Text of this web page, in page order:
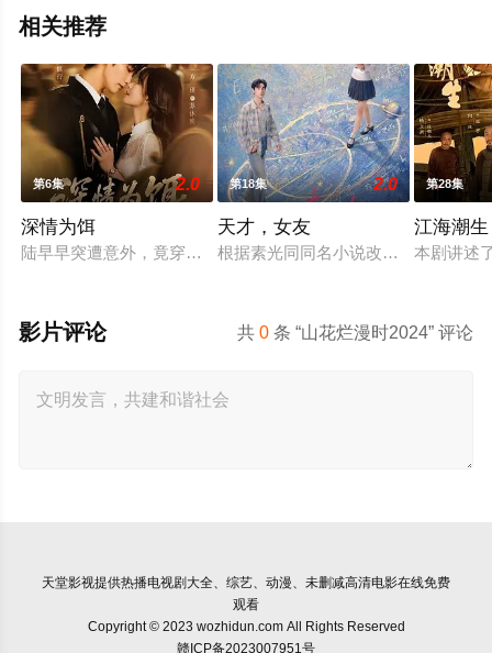
相关推荐
第6集 2.0
深情为饵
陆早早突遭意外，竟穿越成民国少夫人苏沐晚，醒来，却是丈
第18集 2.0
天才，女友
根据素光同同名小说改编。江逾白长
第28集
江海潮生
本剧讲述
共0 条 “山花烂漫时2024” 评论
影片评论
天堂影视提供热播电视剧大全、综艺、动漫、未删减高清电影在线免费
观看
Copyright © 2023 wozhidun.com All Rights Reserved
赣ICP备2023007951号